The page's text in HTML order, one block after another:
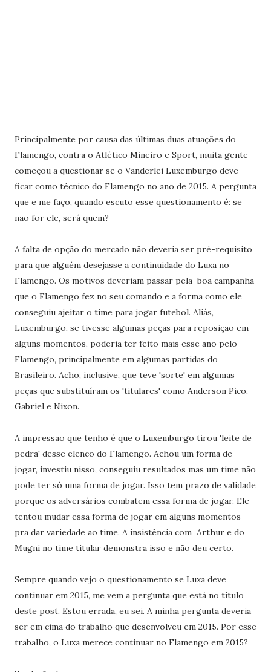
Principalmente por causa das últimas duas atuações do
Flamengo, contra o Atlético Mineiro e Sport, muita gente
começou a questionar se o Vanderlei Luxemburgo deve
ficar como técnico do Flamengo no ano de 2015. A pergunta
que e me faço, quando escuto esse questionamento é: se
não for ele, será quem?
A falta de opção do mercado não deveria ser pré-requisito
para que alguém desejasse a continuidade do Luxa no
Flamengo. Os motivos deveriam passar pela boa campanha
que o Flamengo fez no seu comando e a forma como ele
conseguiu ajeitar o time para jogar futebol. Aliás,
Luxemburgo, se tivesse algumas peças para reposição em
alguns momentos, poderia ter feito mais esse ano pelo
Flamengo, principalmente em algumas partidas do
Brasileiro. Acho, inclusive, que teve 'sorte' em algumas
peças que substituíram os 'titulares' como Anderson Pico,
Gabriel e Nixon.
A impressão que tenho é que o Luxemburgo tirou 'leite de
pedra' desse elenco do Flamengo. Achou um forma de
jogar, investiu nisso, conseguiu resultados mas um time não
pode ter só uma forma de jogar. Isso tem prazo de validade
porque os adversários combatem essa forma de jogar. Ele
tentou mudar essa forma de jogar em alguns momentos
pra dar variedade ao time. A insistência com Arthur e do
Mugni no time titular demonstra isso e não deu certo.
Sempre quando vejo o questionamento se Luxa deve
continuar em 2015, me vem a pergunta que está no título
deste post. Estou errada, eu sei. A minha pergunta deveria
ser em cima do trabalho que desenvolveu em 2015. Por esse
trabalho, o Luxa merece continuar no Flamengo em 2015?